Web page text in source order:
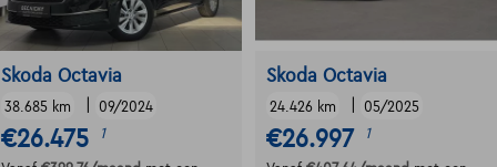
Skoda Octavia
38.685 km 09/2024
€26.475 1
Skoda Octavia
24.426 km 05/2025
€26.997 1